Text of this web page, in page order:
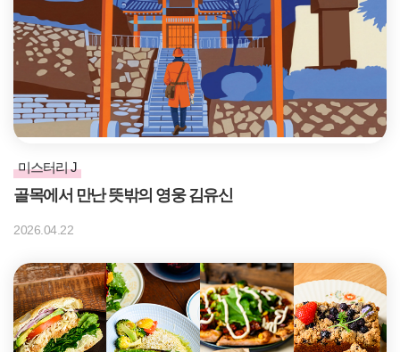
미스터리 J
골목에서 만난 뜻밖의 영웅 김유신
2026.04.22